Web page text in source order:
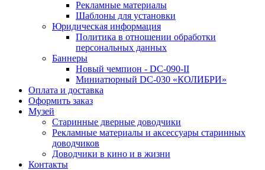
Рекламные материалы
Шаблоны для установки
Юридическая информация
Политика в отношении обработки
персональных данных
Баннеры
Новый чемпион - DC-090-II
Миниатюрный DC-030 «КОЛИБРИ»
Оплата и доставка
Оформить заказ
Музей
Старинные дверные доводчики
Рекламные материалы и аксессуары старинных
доводчиков
Доводчики в кино и в жизни
Контакты